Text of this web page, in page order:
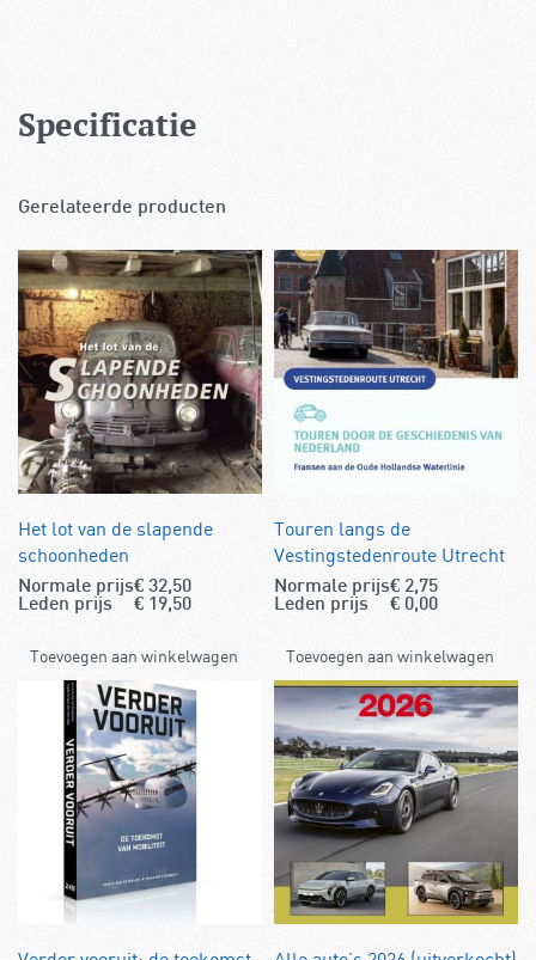
Specificatie
Gerelateerde producten
Het lot van de slapende
schoonheden
Normale prijs€ 32,50
Leden prijs
€ 19,50
Toevoegen aan winkelwagen
Touren langs de
Vestingstedenroute Utrecht
Normale prijs€ 2,75
Leden prijs
€ 0,00
Toevoegen aan winkelwagen